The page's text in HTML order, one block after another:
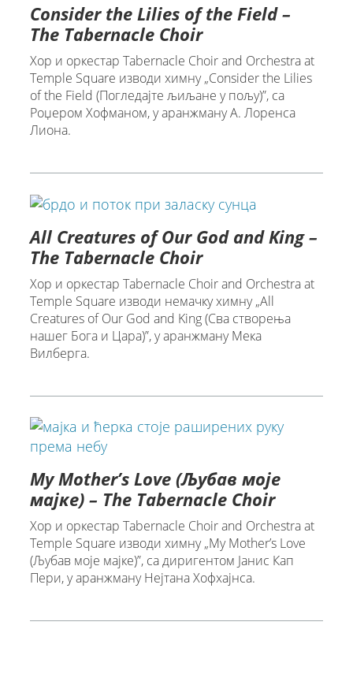
Consider the Lilies of the Field –
The Tabernacle Choir
Хор и оркестар Tabernacle Choir and Orchestra at
Temple Square изводи химну „Consider the Lilies
of the Field (Погледајте љиљане у пољу)”, са
Роџером Хофманом, у аранжману А. Лоренса
Лиона.
All Creatures of Our God and King –
The Tabernacle Choir
Хор и оркестар Tabernacle Choir and Orchestra at
Temple Square изводи немачку химну „All
Creatures of Our God and King (Сва створења
нашег Бога и Цара)”, у аранжману Мека
Вилберга.
My Mother’s Love (Љубав моје
мајке) – The Tabernacle Choir
Хор и оркестар Tabernacle Choir and Orchestra at
Temple Square изводи химну „My Mother’s Love
(Љубав моје мајке)”, са диригентом Јанис Кап
Пери, у аранжману Нејтана Хофхајнса.